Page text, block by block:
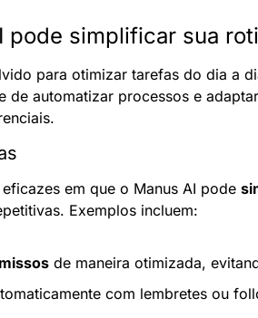
pode simplificar sua
para otimizar tarefas do dia a
de automatizar processos e
em que o Manus AI pode
Exemplos incluem:
de maneira otimizada,
com lembretes ou